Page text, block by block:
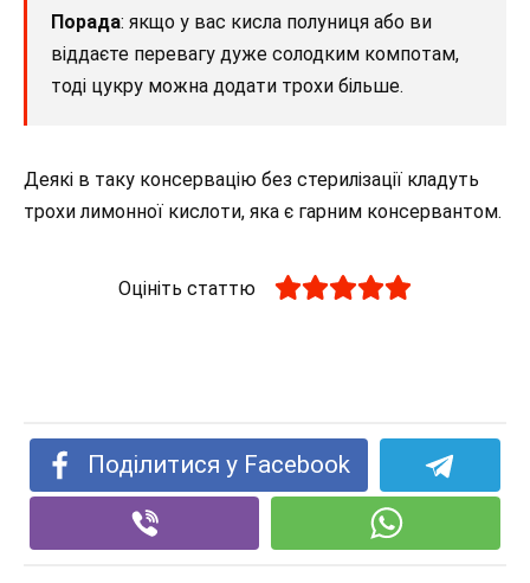
Порада: якщо у вас кисла полуниця або ви
віддаєте перевагу дуже солодким компотам,
тоді цукру можна додати трохи більше.
Деякі в таку консервацію без стерилізації кладуть
трохи лимонної кислоти, яка є гарним консервантом.
Оцініть статтю
Поділитися у Facebook